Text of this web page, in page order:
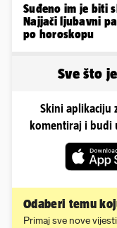
Suđeno im je biti
Najjači ljubavni
po horoskopu
Sve što
Skini aplikaciju
komentiraj i budi
Odaberi temu
Primaj sve nove